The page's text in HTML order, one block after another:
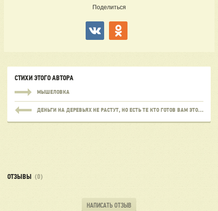
Поделиться
СТИХИ ЭТОГО АВТОРА
МЫШЕЛОВКА
ДЕНЬГИ НА ДЕРЕВЬЯХ НЕ РАСТУТ, НО ЕСТЬ ТЕ КТО ГОТОВ ВАМ ЭТО ПРОДАТЬ!
ОТЗЫВЫ (0)
НАПИСАТЬ ОТЗЫВ